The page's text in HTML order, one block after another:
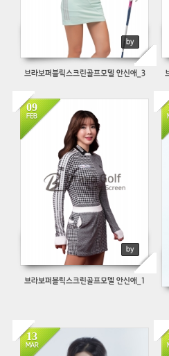
by
브라보퍼블릭스크린골프모델 안신애_3
09
FEB
by
466
브라보퍼블릭스크린골프모델 안신애_1
13
MAR
1226